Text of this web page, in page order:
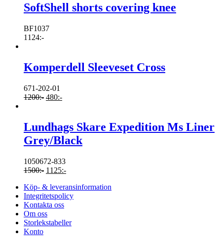
SoftShell shorts covering knee
BF1037
1124:-
Komperdell Sleeveset Cross
671-202-01
1200:- 480:-
Lundhags Skare Expedition Ms Liner
Grey/Black
1050672-833
1500:- 1125:-
Köp- & leveransinformation
Integritetspolicy
Kontakta oss
Om oss
Storlekstabeller
Konto